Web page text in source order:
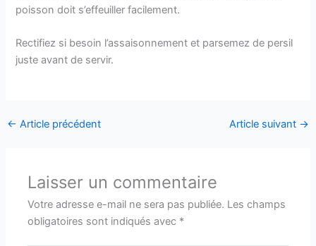
poisson doit s’effeuiller facilement.
Rectifiez si besoin l’assaisonnement et parsemez de persil
juste avant de servir.
← Article précédent Article suivant →
Laisser un commentaire
Votre adresse e-mail ne sera pas publiée. Les champs
obligatoires sont indiqués avec *